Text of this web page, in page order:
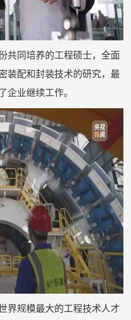
共同培养的工程硕士，全面
装配和封装技术的研究，最
企业继续工作。
界规模最大的工程技术人才